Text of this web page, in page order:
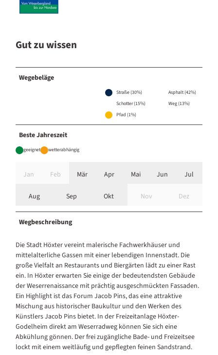
Gut zu wissen
Wegebeläge
Straße (30%)
Asphalt (42%)
Schotter (15%)
Weg (13%)
Pfad (1%)
Beste Jahreszeit
geeignet wetterabhängig
Jan Feb Mär Apr Mai Jun Jul
Aug Sep Okt Nov Dez
Wegbeschreibung
Die Stadt Höxter vereint malerische Fachwerkhäuser und
mittelalterliche Gassen mit einer lebendigen Innenstadt. Die
große Vielfalt an Restaurants und Biergärten lädt zu einer Rast
ein. In Höxter erwarten Sie einige der bedeutendsten Gebäude
der Weserrenaissance mit prächtig ausgeschmückten Fassaden.
Ein Highlight ist das Forum Jacob Pins, das eine attraktive
Mischung aus historischer Baukultur und den Werken des
Künstlers Jacob Pins bietet. In der Freizeitanlage Höxter-
Godelheim direkt am Weserradweg können Sie sich eine
Abkühlung gönnen. Der frei zugängliche Bade- und Freizeitsee
lockt mit einem weitläufig und gepflegten feinen Sandstrand.